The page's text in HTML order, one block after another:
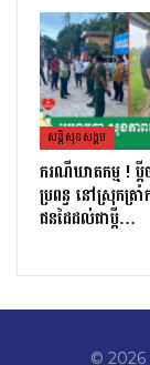
សន្តិសុខសង្គម
ករណីឃាតកម្ម ! ប្ដី
ប្រពន្ធ នៅស្រុកត្រាំ
ជនដៃដល់ជាប្ដី…
© 2026